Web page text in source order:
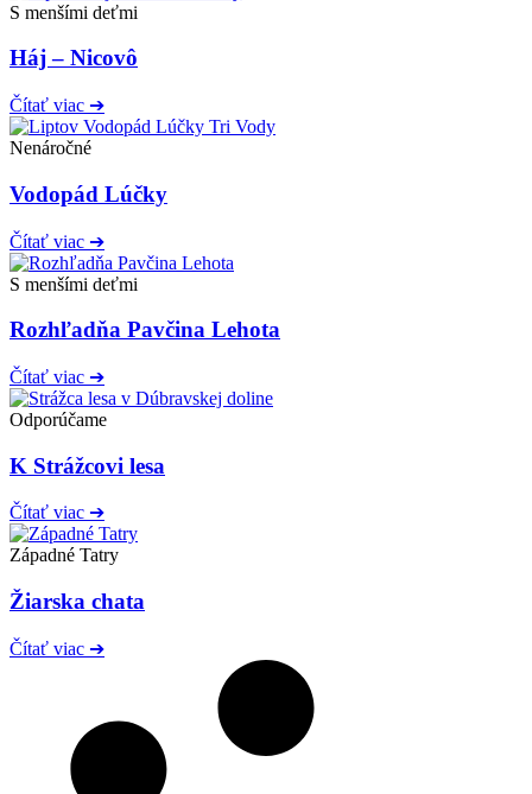
S menšími deťmi
Háj – Nicovô
Čítať viac ➔
Nenáročné
Vodopád Lúčky
Čítať viac ➔
S menšími deťmi
Rozhľadňa Pavčina Lehota
Čítať viac ➔
Odporúčame
K Strážcovi lesa
Čítať viac ➔
Západné Tatry
Žiarska chata
Čítať viac ➔